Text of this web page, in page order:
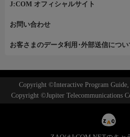
J:COM オフィシャルサイト
お問い合わせ
お客さまのデータ利用･外部送信につい
Copyright ©Interactive Program
Copyright ©Jupiter Telecommunications